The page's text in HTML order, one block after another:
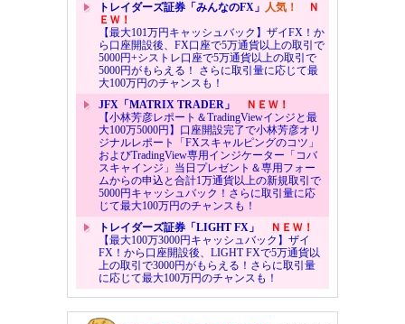
トレイダーズ証券「みんなのFX」 人気！
Ｎ
ＥＷ！
【最大101万円キャッシュバック】ザイFX！か
ら口座開設後、FX口座で5万通貨以上の取引で
5000円+シストレ口座で5万通貨以上の取引で
5000円がもらえる！ さらに取引量に応じて最
大100万円のチャンスも！
JFX「MATRIX TRADER」
ＮＥＷ！
【小林芳彦レポート＆TradingViewインジと最
大100万5000円】口座開設完了で小林芳彦オリ
ジナルレポート「FXスキャルピングのコツ」
およびTradingView専用インジケーター「コバ
スキャインジ」当日プレゼント＆専用フォー
ムからの申込と合計1万通貨以上の新規取引で
5000円キャッシュバック！さらに取引量に応
じて最大100万円のチャンスも！
トレイダーズ証券「LIGHT FX」
ＮＥＷ！
【最大100万3000円キャッシュバック】ザイ
FX！から口座開設後、LIGHT FXで5万通貨以
上の取引で3000円がもらえる！さらに取引量
に応じて最大100万円のチャンスも！